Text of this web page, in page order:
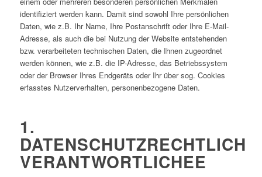
identifiziert werden kann. Damit sind sowohl Ihre persönlichen
Daten, wie z.B. Ihr Name, Ihre Postanschrift oder Ihre E-Mail-
Adresse, als auch die bei Nutzung der Website entstehenden
bzw. verarbeiteten technischen Daten, die Ihnen zugeordnet
werden können, wie z.B. die IP-Adresse, das Betriebssystem
oder der Browser Ihres Endgeräts oder Ihr über sog. Cookies
erfasstes Nutzerverhalten, personenbezogene Daten.
1.
DATENSCHUTZRECHTLICH
VERANTWORTLICHEE